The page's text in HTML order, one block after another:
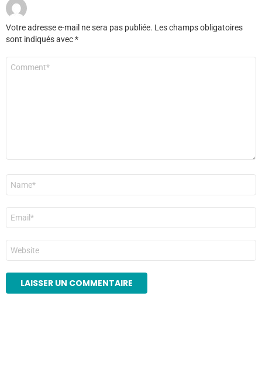
Votre adresse e-mail ne sera pas publiée. Les champs obligatoires
sont indiqués avec*
Commentaire
Nom
E-
mail
*
Site
web